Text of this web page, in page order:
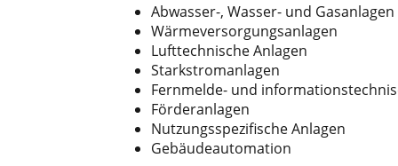
Abwasser-, Wasser- und Gasanlagen
Wärmeversorgungsanlagen
Lufttechnische Anlagen
Starkstromanlagen
Fernmelde- und
Förderanlagen
Nutzungsspezifische Anlagen
Gebäudeautomation